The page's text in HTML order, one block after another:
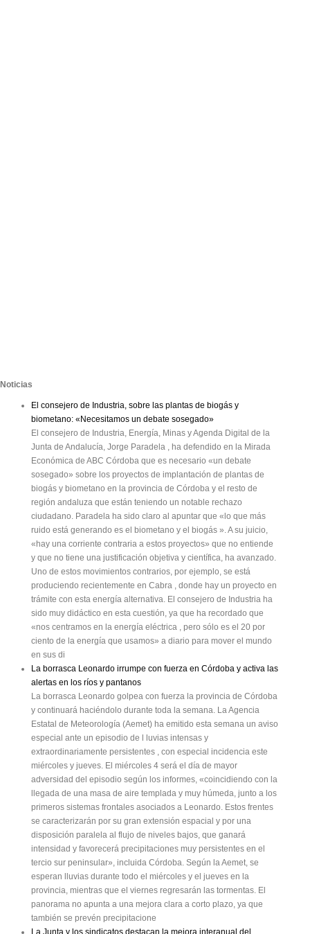
Noticias
El consejero de Industria, sobre las plantas de biogás y
biometano: «Necesitamos un debate sosegado»
El consejero de Industria, Energía, Minas y Agenda Digital de la
Junta de Andalucía, Jorge Paradela , ha defendido en la Mirada
Económica de ABC Córdoba que es necesario «un debate
sosegado» sobre los proyectos de implantación de plantas de
biogás y biometano en la provincia de Córdoba y el resto de
región andaluza que están teniendo un notable rechazo
ciudadano. Paradela ha sido claro al apuntar que «lo que más
ruido está generando es el biometano y el biogás ». A su juicio,
«hay una corriente contraria a estos proyectos» que no entiende
y que no tiene una justificación objetiva y científica, ha avanzado.
Uno de estos movimientos contrarios, por ejemplo, se está
produciendo recientemente en Cabra , donde hay un proyecto en
trámite con esta energía alternativa. El consejero de Industria ha
sido muy didáctico en esta cuestión, ya que ha recordado que
«nos centramos en la energía eléctrica , pero sólo es el 20 por
ciento de la energía que usamos» a diario para mover el mundo
en sus di
La borrasca Leonardo irrumpe con fuerza en Córdoba y activa las
alertas en los ríos y pantanos
La borrasca Leonardo golpea con fuerza la provincia de Córdoba
y continuará haciéndolo durante toda la semana. La Agencia
Estatal de Meteorología (Aemet) ha emitido esta semana un aviso
especial ante un episodio de l luvias intensas y
extraordinariamente persistentes , con especial incidencia este
miércoles y jueves. El miércoles 4 será el día de mayor
adversidad del episodio según los informes, «coincidiendo con la
llegada de una masa de aire templada y muy húmeda, junto a los
primeros sistemas frontales asociados a Leonardo. Estos frentes
se caracterizarán por su gran extensión espacial y por una
disposición paralela al flujo de niveles bajos, que ganará
intensidad y favorecerá precipitaciones muy persistentes en el
tercio sur peninsular», incluida Córdoba. Según la Aemet, se
esperan lluvias durante todo el miércoles y el jueves en la
provincia, mientras que el viernes regresarán las tormentas. El
panorama no apunta a una mejora clara a corto plazo, ya que
también se prevén precipitacione
La Junta y los sindicatos destacan la mejora interanual del